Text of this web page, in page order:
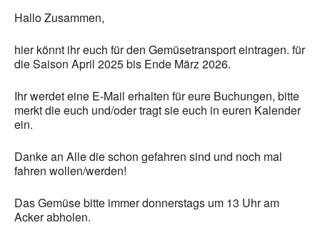
Hallo Zusammen,
hier könnt ihr euch für den Gemüsetransport eintragen. für
die Saison April 2025 bis Ende März 2026.
Ihr werdet eine E-Mail erhalten für eure Buchungen, bitte
merkt die euch und/oder tragt sie euch in euren Kalender
ein.
Danke an Alle die schon gefahren sind und noch mal
fahren wollen/werden!
Das Gemüse bitte immer donnerstags um 13 Uhr am
Acker abholen.